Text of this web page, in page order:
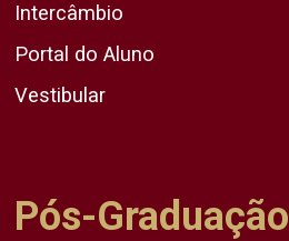
Intercâmbio
Portal do Aluno
Vestibular
Pós-Graduação